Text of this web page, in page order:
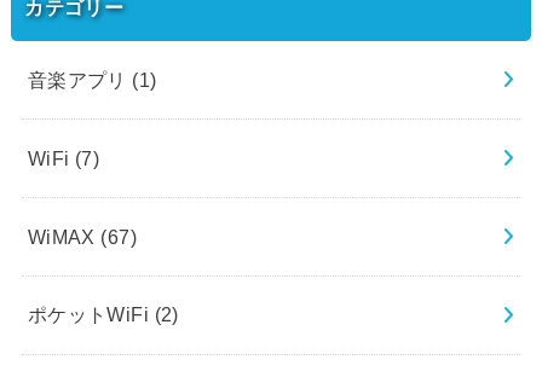
カテゴリー
音楽アプリ (1)
WiFi (7)
WiMAX (67)
ポケットWiFi (2)